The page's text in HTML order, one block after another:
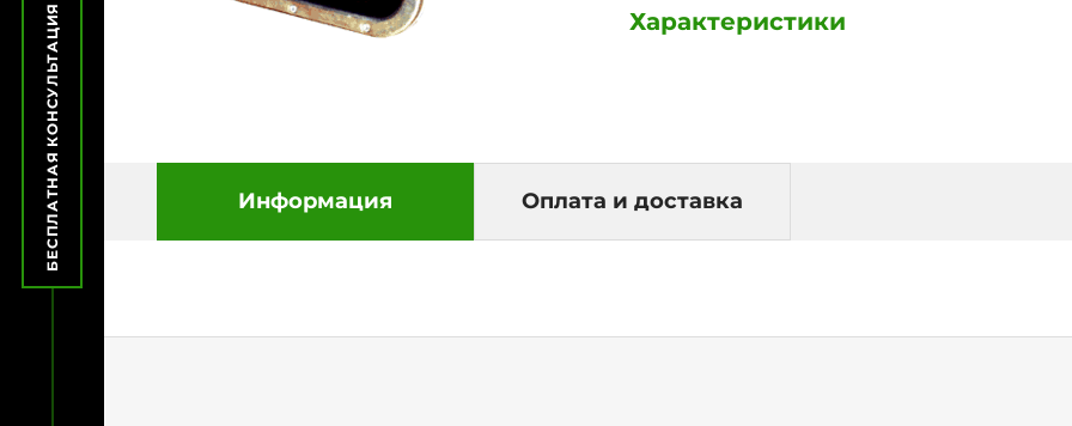
БЕСПЛАТНАЯ КОНСУЛЬТАЦИЯ Характеристики
Информация Оплата и доставка